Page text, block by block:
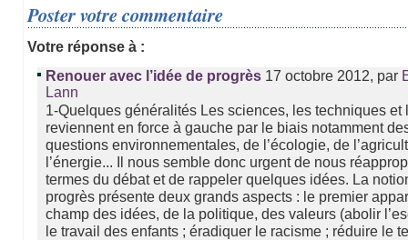
Poster votre commentaire
Votre réponse à :
Renouer avec l’idée de progrès 17 octobre 2012, par
Lann
1-Quelques généralités Les sciences, les techniques et
reviennent en force à gauche par le biais notamment
questions environnementales, de l’écologie, de
l’énergie... Il nous semble donc urgent de nous
termes du débat et de rappeler quelques idées. La
progrès présente deux grands aspects : le premier
champ des idées, de la politique, des valeurs (abolir
le travail des enfants ; éradiquer le racisme ; réduire le